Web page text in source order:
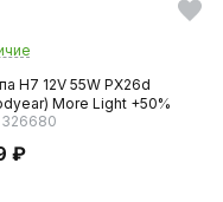
H7 12V 55W PX26d
More Light +50%
₽